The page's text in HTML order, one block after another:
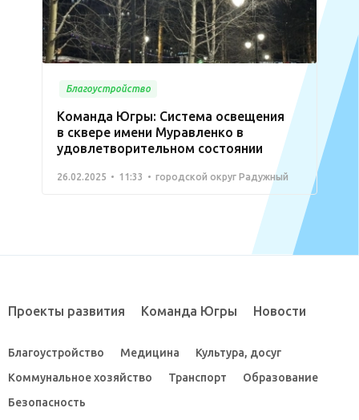
Благоустройство
Команда Югры: Система освещения
в сквере имени Муравленко в
удовлетворительном состоянии
26.02.2025 11:33 городской округ Радужный
Проекты развития Команда Югры Новости
Благоустройство Медицина
Культура, досуг
Коммунальное хозяйство
Транспорт
Образование
Безопасность